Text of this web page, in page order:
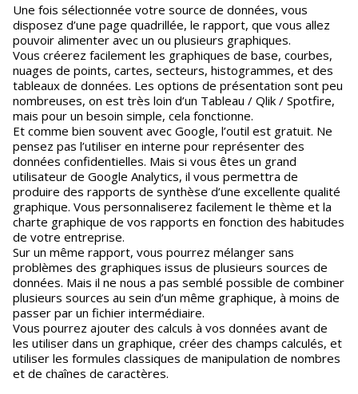
Une fois sélectionnée votre source de données, vous
disposez d’une page quadrillée, le rapport, que vous allez
pouvoir alimenter avec un ou plusieurs graphiques.
Vous créerez facilement les graphiques de base, courbes,
nuages de points, cartes, secteurs, histogrammes, et des
tableaux de données. Les options de présentation sont peu
nombreuses, on est très loin d’un Tableau / Qlik / Spotfire,
mais pour un besoin simple, cela fonctionne.
Et comme bien souvent avec Google, l’outil est gratuit. Ne
pensez pas l’utiliser en interne pour représenter des
données confidentielles. Mais si vous êtes un grand
utilisateur de Google Analytics, il vous permettra de
produire des rapports de synthèse d’une excellente qualité
graphique. Vous personnaliserez facilement le thème et la
charte graphique de vos rapports en fonction des habitudes
de votre entreprise.
Sur un même rapport, vous pourrez mélanger sans
problèmes des graphiques issus de plusieurs sources de
données. Mais il ne nous a pas semblé possible de combiner
plusieurs sources au sein d’un même graphique, à moins de
passer par un fichier intermédiaire.
Vous pourrez ajouter des calculs à vos données avant de
les utiliser dans un graphique, créer des champs calculés, et
utiliser les formules classiques de manipulation de nombres
et de chaînes de caractères.